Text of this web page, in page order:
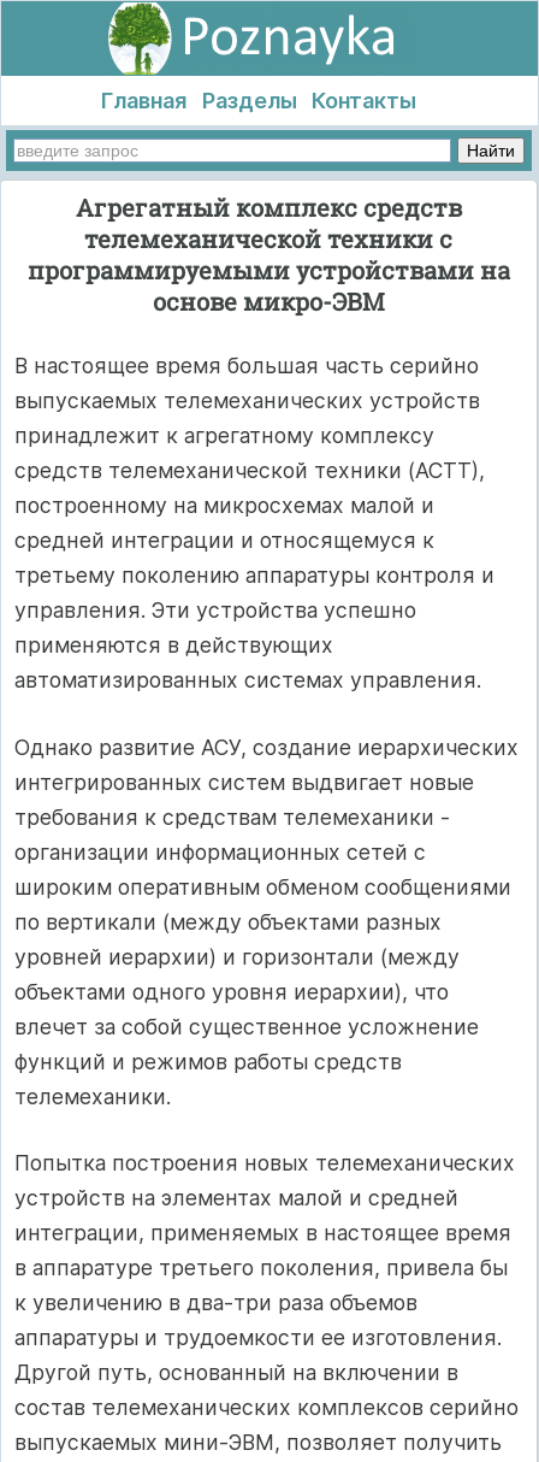
Главная Разделы Контакты
Агрегатный комплекс средств
телемеханической техники с
программируемыми устройствами на
основе микро-ЭВМ
В настоящее время большая часть серийно
выпускаемых телемеханических устройств
принадлежит к агрегатному комплексу
средств телемеханической техники (АСТТ),
построенному на микросхемах малой и
средней интеграции и относящемуся к
третьему поколению аппаратуры контроля и
управления. Эти устройства успешно
применяются в действующих
автоматизированных системах управления.
Однако развитие АСУ, создание иерархических
интегрированных систем выдвигает новые
требования к средствам телемеханики -
организации информационных сетей с
широким оперативным обменом сообщениями
по вертикали (между объектами разных
уровней иерархии) и горизонтали (между
объектами одного уровня иерархии), что
влечет за собой существенное усложнение
функций и режимов работы средств
телемеханики.
Попытка построения новых телемеханических
устройств на элементах малой и средней
интеграции, применяемых в настоящее время
в аппаратуре третьего поколения, привела бы
к увеличению в два-три раза объемов
аппаратуры и трудоемкости ее изготовления.
Другой путь, основанный на включении в
состав телемеханических комплексов серийно
выпускаемых мини-ЭВМ, позволяет получить